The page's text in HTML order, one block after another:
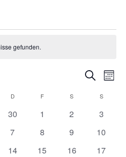
gefunden.
Such-
Suche
DDONNERSTAG
FFREITAG S SAMSTAGS
0
30
0
1
0
2
0
3
0
7
0
8
0
9
0
10
0
14
0
15
0
16
0
17